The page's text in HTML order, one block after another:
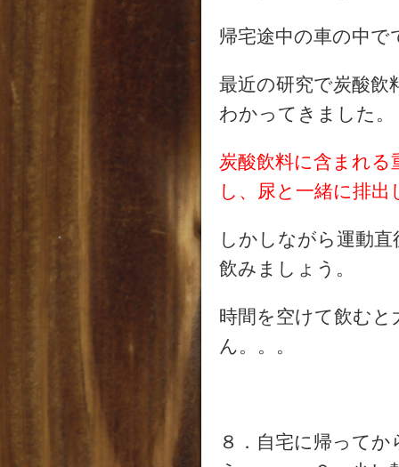
帰宅途中の車の中
最近の研究で炭酸飲
わかってきました。
炭酸飲料に含まれ
し、尿と一緒に排
しかしながら運動
飲みましょう。
時間を空けて飲む
ん。。。
８．自宅に帰って